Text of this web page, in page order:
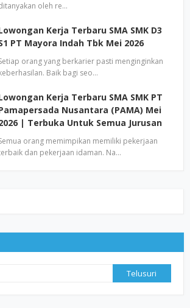
oleh re…
Kerja Terbaru SMA SMK D3
PT Mayora Indah Tbk Mei 2026
orang yang berkarier pasti menginginkan
Baik bagi seo…
Kerja Terbaru SMA SMK PT
Nusantara (PAMA) Mei
| Terbuka Untuk Semua Jurusan
orang memimpikan memiliki pekerjaan
dan pekerjaan idaman. Na…